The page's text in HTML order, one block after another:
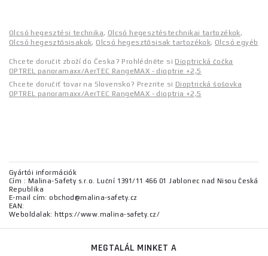
Olcsó hegesztési technika, Olcsó hegesztéstechnikai tartozékok,
Olcsó hegesztősisakok, Olcsó hegesztősisak tartozékok, Olcsó egyéb
Chcete doručit zboží do Česka? Prohlédněte si Dioptrická čočka
OPTREL panoramaxx/AerTEC RangeMAX - dioptrie +2,5
Chcete doručiť tovar na Slovensko? Prezrite si Dioptrická šošovka
OPTREL panoramaxx/AerTEC RangeMAX - dioptria +2,5
Gyártói információk
Cím : Malina-Safety s.r.o. Luční 1391/11 466 01 Jablonec nad Nisou Česká
Republika
E-mail cím: obchod@malina-safety.cz
EAN:
Weboldalak: https://www.malina-safety.cz/
MEGTALÁL MINKET A